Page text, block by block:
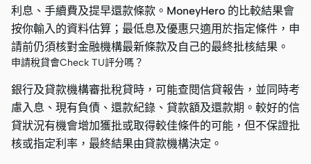
利息、手續費及提早還款條款。MoneyHero 的比較結果會
按你輸入的資料估算；最低息及優惠只適用於指定條件，申
請前仍須核對金融機構最新條款及自己的最終批核結果。
申請稅貸會Check TU評分嗎？
銀行及貸款機構審批稅貸時，可能查閱信貸報告，並同時考
慮入息、現有負債、還款紀錄、貸款額及還款期。較好的信
貸狀況有機會增加獲批或取得較佳條件的可能，但不保證批
核或指定利率，最終結果由貸款機構決定。